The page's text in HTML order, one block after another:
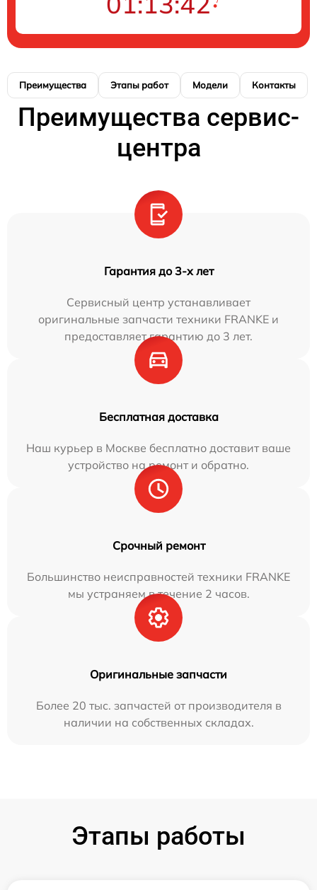
Преимущества Этапы работ Модели Контакты
Преимущества сервис-
центра
Гарантия до 3-х лет
Сервисный центр устанавливает
оригинальные запчасти техники FRANKE и
предоставляет гарантию до 3 лет.
Бесплатная доставка
Наш курьер в Москве бесплатно доставит ваше
устройство на ремонт и обратно.
Срочный ремонт
Большинство неисправностей техники FRANKE
мы устраняем в течение 2 часов.
Оригинальные запчасти
Более 20 тыс. запчастей от производителя в
наличии на собственных складах.
Этапы работы